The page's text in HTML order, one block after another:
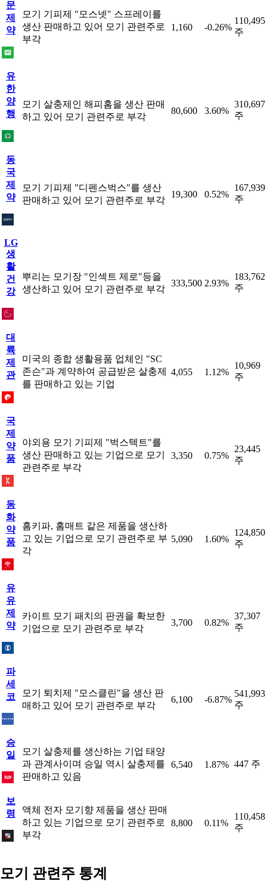
문
제
약
모기 기피제 "모스넷" 스프레이를
생산 판매하고 있어 모기 관련주로
부각
1,160 -0.26%
110,495
주
유
한
양
행
모기 살충제인 해피홈을 생산 판매
하고 있어 모기 관련주로 부각
80,600 3.60%
310,697
주
동
국
제
약
모기 기피제 "디펜스벅스"를 생산
판매하고 있어 모기 관련주로 부각
19,300 0.52%
167,939
주
LG
생
활
건
강
뿌리는 모기장 "인섹트 제로"등을
생산하고 있어 모기 관련주로 부각
333,500 2.93%
183,762
주
대
륙
제
관
미국의 종합 생활용품 업체인 "SC
존슨"과 계약하여 공급받은 살충제
를 판매하고 있는 기업
4,055 1.12%
10,969
주
국
제
약
품
야외용 모기 기피제 "벅스텍트"를
생산 판매하고 있는 기업으로 모기
관련주로 부각
3,350 0.75%
23,445
주
동
화
약
품
홈키파, 홈매트 같은 제품을 생산하
고 있는 기업으로 모기 관련주로 부
각
5,090 1.60%
124,850
주
유
유
제
약
카이트 모기 패치의 판권을 확보한
기업으로 모기 관련주로 부각
3,700 0.82%
37,307
주
파
세
코
모기 퇴치제 "모스클린"을 생산 판
매하고 있어 모기 관련주로 부각
6,100 -6.87%
541,993
주
승
일
모기 살충제를 생산하는 기업 태양
과 관계사이며 승일 역시 살충제를
판매하고 있음
6,540 1.87% 447 주
보
령
액체 전자 모기향 제품을 생산 판매
하고 있는 기업으로 모기 관련주로
부각
8,800 0.11%
110,458
주
모기 관련주 통계